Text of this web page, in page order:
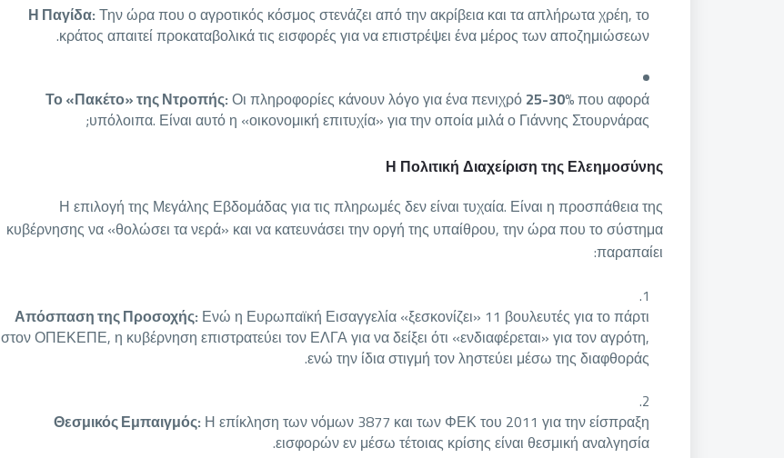
Η Παγίδα:Την ώρα που ο αγροτικός κόσμος στενάζει από την ακρίβεια και τα απλήρωτα χρέη, το
κράτος απαιτεί προκαταβολικά τις εισφορές για να επιστρέψει ένα μέρος των αποζημιώσεων.
Το «Πακέτο» της Ντροπής:Οι πληροφορίες κάνουν λόγο για ένα πενιχρό25-30%που αφορά
υπόλοιπα. Είναι αυτό η «οικονομική επιτυχία» για την οποία μιλά ο Γιάννης Στουρνάρας;
Η Πολιτική Διαχείριση της Ελεημοσύνης
Η επιλογή της Μεγάλης Εβδομάδας για τις πληρωμές δεν είναι τυχαία. Είναι η προσπάθεια της
κυβέρνησης να «θολώσει τα νερά» και να κατευνάσει την οργή της υπαίθρου, την ώρα που το σύστημα
παραπαίει:
Απόσπαση της Προσοχής:Ενώ η Ευρωπαϊκή Εισαγγελία «ξεσκονίζει» 11 βουλευτές για το πάρτι
στον ΟΠΕΚΕΠΕ, η κυβέρνηση επιστρατεύει τον ΕΛΓΑ για να δείξει ότι «ενδιαφέρεται» για τον αγρότη,
ενώ την ίδια στιγμή τον ληστεύει μέσω της διαφθοράς.
Θεσμικός Εμπαιγμός:Η επίκληση των νόμων 3877 και των ΦΕΚ του 2011 για την είσπραξη
εισφορών εν μέσω τέτοιας κρίσης είναι θεσμική αναλγησία.